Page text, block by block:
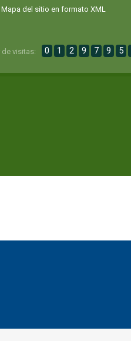
Mapa del sitio en formato XML
visitas: 0 1 2 9 7 9 5